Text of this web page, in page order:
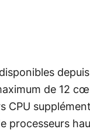
de 12
processeurs